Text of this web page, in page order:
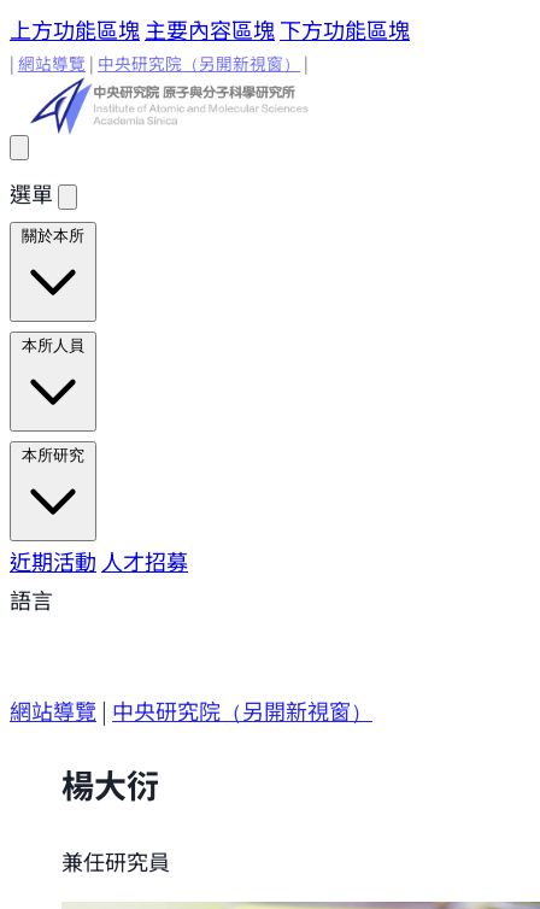
上方功能區塊 主要內容區塊 下方功能區塊
| 網站導覽 | 中央研究院 （另開新視窗） |
選單
關於本所
所長的話
小常識
本所人員
學術諮詢委員
員
兼任研究人員
本所研究
研究方向 研究成果
近期活動 人才招募
語言
網站導覽 | 中央研究院 （另開新視窗）
楊大衍
兼任研究員